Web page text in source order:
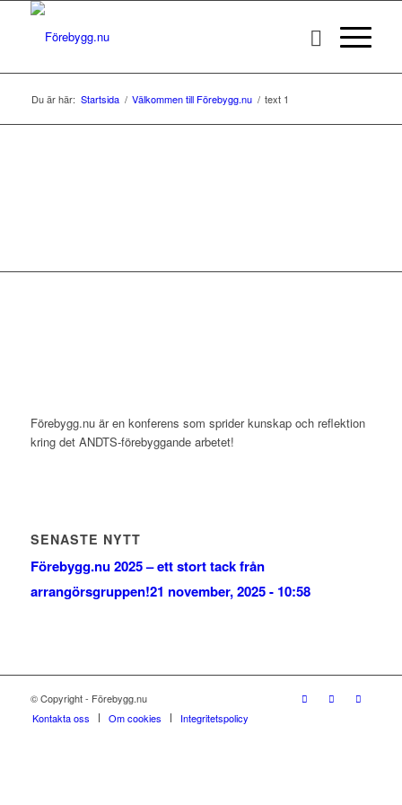
Du är här: Startsida / Välkommen till Förebygg.nu / text 1
Förebygg.nu är en konferens som sprider kunskap och reflektion
kring det ANDTS-förebyggande arbetet!
SENASTE NYTT
Förebygg.nu 2025 – ett stort tack från
arrangörsgruppen!21 november, 2025 - 10:58
© Copyright - Förebygg.nu
Kontakta oss
Om cookies Integritetspolicy